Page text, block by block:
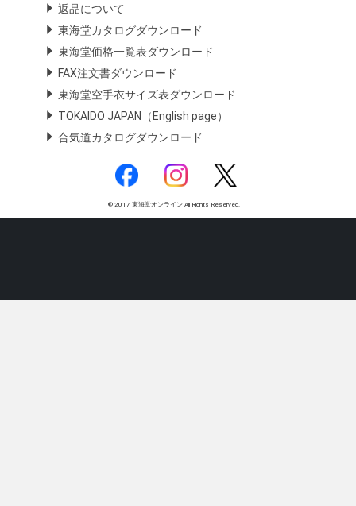
返品について
東海堂カタログダウンロード
東海堂価格一覧表ダウンロード
FAX注文書ダウンロード
東海堂空手衣サイズ表ダウンロード
TOKAIDO JAPAN（English page）
合気道カタログダウンロード
© 2017 東海堂オンライン All Rights Reserved.